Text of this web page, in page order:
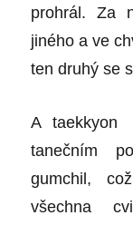
prohrál. Za
jiného a ve
ten druhý se
A taekkyon
tanečním
gumchil,
všechna